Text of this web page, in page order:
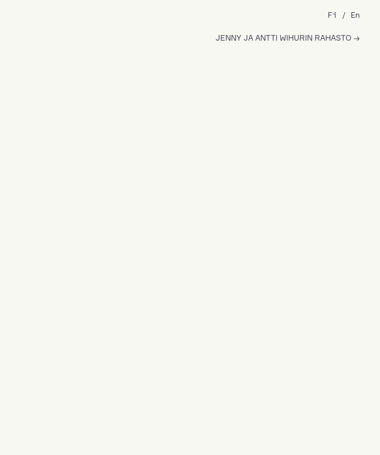
JENNY JA ANTTI WIHURIN RAHASTO
Fi En